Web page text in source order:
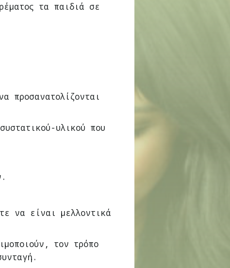
τα παιδιά σε
προσανατολίζονται
υλικού που
να είναι μελλοντικά
τον τρόπο